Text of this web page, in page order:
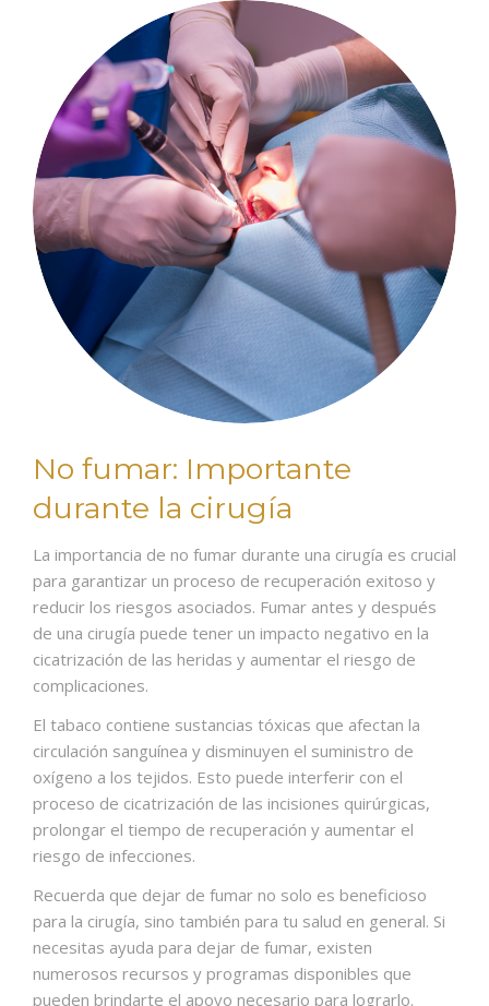
No fumar: Importante
durante la cirugía
La importancia de no fumar durante una cirugía es crucial
para garantizar un proceso de recuperación exitoso y
reducir los riesgos asociados. Fumar antes y después
de una cirugía puede tener un impacto negativo en la
cicatrización de las heridas y aumentar el riesgo de
complicaciones.
El tabaco contiene sustancias tóxicas que afectan la
circulación sanguínea y disminuyen el suministro de
oxígeno a los tejidos. Esto puede interferir con el
proceso de cicatrización de las incisiones quirúrgicas,
prolongar el tiempo de recuperación y aumentar el
riesgo de infecciones.
Recuerda que dejar de fumar no solo es beneficioso
para la cirugía, sino también para tu salud en general. Si
necesitas ayuda para dejar de fumar, existen
numerosos recursos y programas disponibles que
pueden brindarte el apoyo necesario para lograrlo.